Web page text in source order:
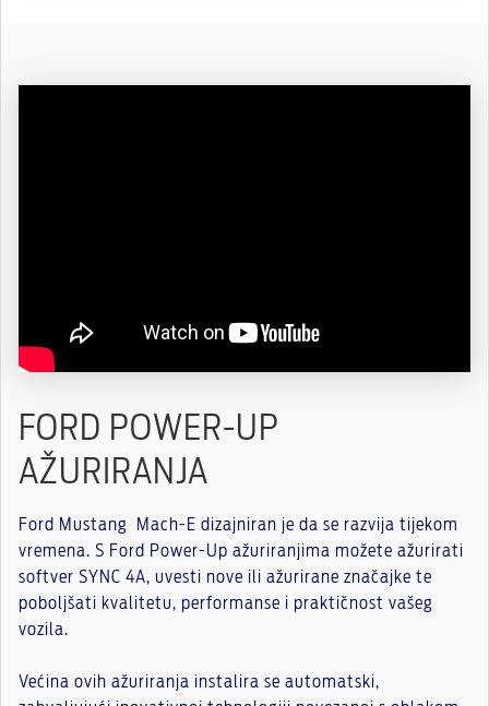
FORD POWER-UP
AŽURIRANJA
Ford Mustang Mach-E dizajniran je da se razvija tijekom
vremena. S Ford Power-Up ažuriranjima možete ažurirati
softver SYNC 4A, uvesti nove ili ažurirane značajke te
poboljšati kvalitetu, performanse i praktičnost vašeg
vozila.
Većina ovih ažuriranja instalira se automatski,